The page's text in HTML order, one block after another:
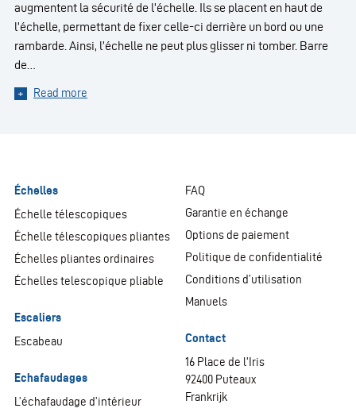
augmentent la sécurité de l’échelle. Ils se placent en haut de
l’échelle, permettant de fixer celle-ci derrière un bord ou une
rambarde. Ainsi, l’échelle ne peut plus glisser ni tomber. Barre
de…
Read more
Échelles
Échelle télescopiques
Échelle télescopiques pliantes
Échelles pliantes ordinaires
Échelles telescopique pliable
Escaliers
Escabeau
Echafaudages
L’échafaudage d’intérieur
FAQ
Garantie en échange
Options de paiement
Politique de confidentialité
Conditions d’utilisation
Manuels
Contact
16 Place de l'Iris
92400 Puteaux
Frankrijk